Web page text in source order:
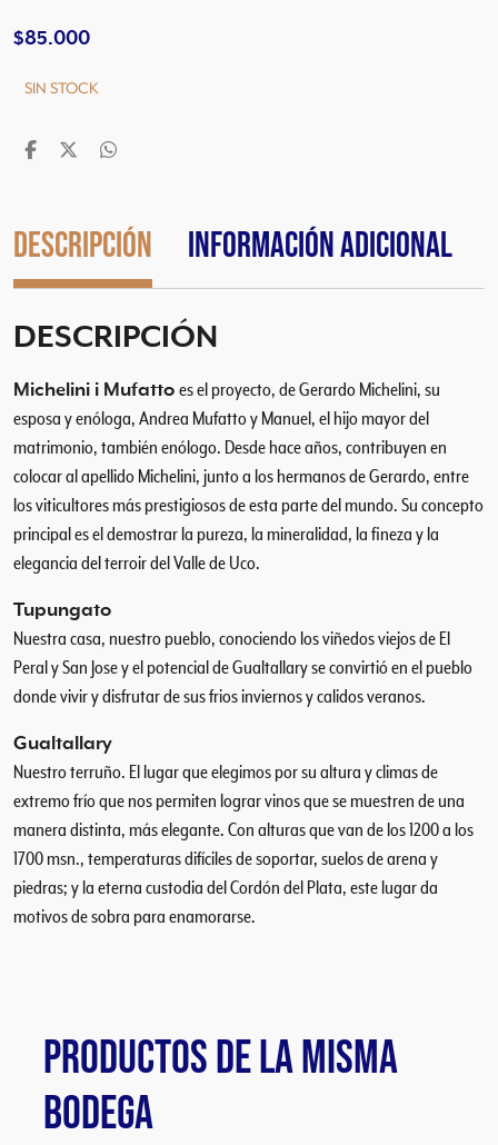
$85.000
SIN STOCK
Descripción Información adicional
DESCRIPCIÓN
Michelini i Mufatto es el proyecto, de Gerardo Michelini, su
esposa y enóloga, Andrea Mufatto y Manuel, el hijo mayor del
matrimonio, también enólogo. Desde hace años, contribuyen en
colocar al apellido Michelini, junto a los hermanos de Gerardo, entre
los viticultores más prestigiosos de esta parte del mundo. Su concepto
principal es el demostrar la pureza, la mineralidad, la fineza y la
elegancia del terroir del Valle de Uco.
Tupungato
Nuestra casa, nuestro pueblo, conociendo los viñedos viejos de El
Peral y San Jose y el potencial de Gualtallary se convirtió en el pueblo
donde vivir y disfrutar de sus frios inviernos y calidos veranos.
Gualtallary
Nuestro terruño. El lugar que elegimos por su altura y climas de
extremo frío que nos permiten lograr vinos que se muestren de una
manera distinta, más elegante. Con alturas que van de los 1200 a los
1700 msn., temperaturas difíciles de soportar, suelos de arena y
piedras; y la eterna custodia del Cordón del Plata, este lugar da
motivos de sobra para enamorarse.
PRODUCTOS DE LA MISMA
BODEGA